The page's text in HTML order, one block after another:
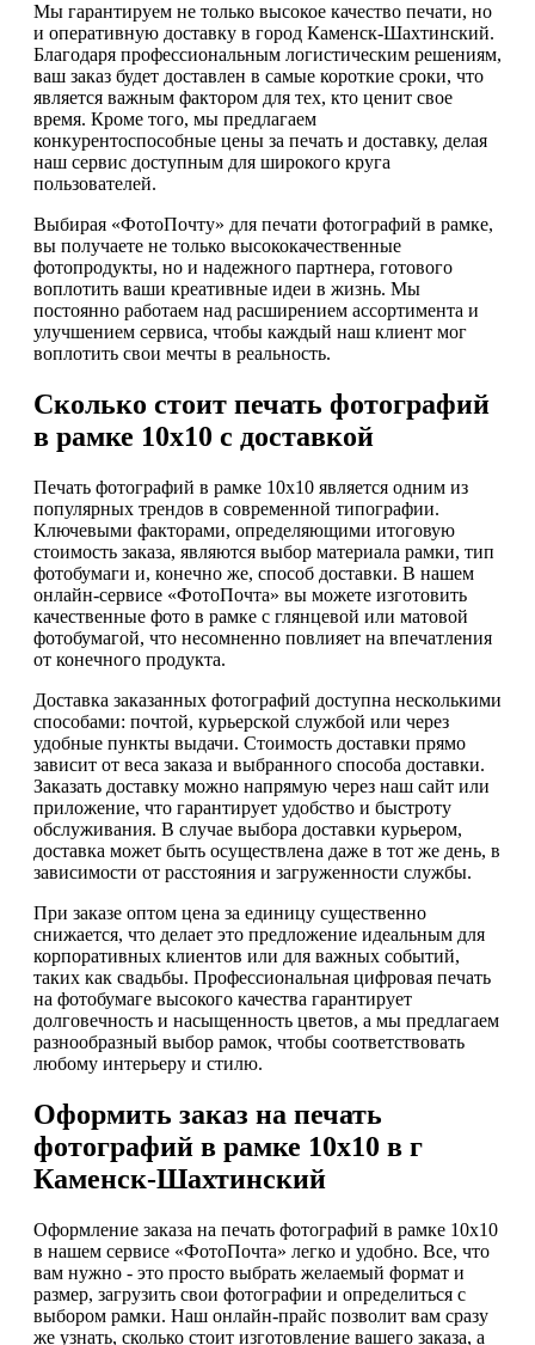
Мы гарантируем не только высокое качество печати, но
и оперативную доставку в город Каменск-Шахтинский.
Благодаря профессиональным логистическим решениям,
ваш заказ будет доставлен в самые короткие сроки, что
является важным фактором для тех, кто ценит свое
время. Кроме того, мы предлагаем
конкурентоспособные цены за печать и доставку, делая
наш сервис доступным для широкого круга
пользователей.
Выбирая «ФотоПочту» для печати фотографий в рамке,
вы получаете не только высококачественные
фотопродукты, но и надежного партнера, готового
воплотить ваши креативные идеи в жизнь. Мы
постоянно работаем над расширением ассортимента и
улучшением сервиса, чтобы каждый наш клиент мог
воплотить свои мечты в реальность.
Сколько стоит печать фотографий
в рамке 10х10 с доставкой
Печать фотографий в рамке 10х10 является одним из
популярных трендов в современной типографии.
Ключевыми факторами, определяющими итоговую
стоимость заказа, являются выбор материала рамки, тип
фотобумаги и, конечно же, способ доставки. В нашем
онлайн-сервисе «ФотоПочта» вы можете изготовить
качественные фото в рамке с глянцевой или матовой
фотобумагой, что несомненно повлияет на впечатления
от конечного продукта.
Доставка заказанных фотографий доступна несколькими
способами: почтой, курьерской службой или через
удобные пункты выдачи. Стоимость доставки прямо
зависит от веса заказа и выбранного способа доставки.
Заказать доставку можно напрямую через наш сайт или
приложение, что гарантирует удобство и быстроту
обслуживания. В случае выбора доставки курьером,
доставка может быть осуществлена даже в тот же день, в
зависимости от расстояния и загруженности службы.
При заказе оптом цена за единицу существенно
снижается, что делает это предложение идеальным для
корпоративных клиентов или для важных событий,
таких как свадьбы. Профессиональная цифровая печать
на фотобумаге высокого качества гарантирует
долговечность и насыщенность цветов, а мы предлагаем
разнообразный выбор рамок, чтобы соответствовать
любому интерьеру и стилю.
Оформить заказ на печать
фотографий в рамке 10х10 в г
Каменск-Шахтинский
Оформление заказа на печать фотографий в рамке 10х10
в нашем сервисе «ФотоПочта» легко и удобно. Все, что
вам нужно - это просто выбрать желаемый формат и
размер, загрузить свои фотографии и определиться с
выбором рамки. Наш онлайн-прайс позволит вам сразу
же узнать, сколько стоит изготовление вашего заказа, а